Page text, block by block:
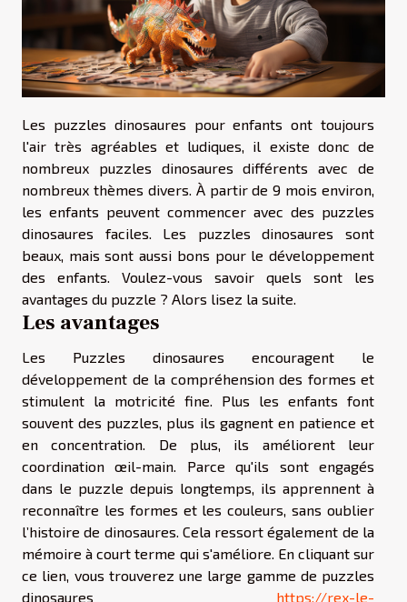
Les puzzles dinosaures pour enfants ont toujours
l'air très agréables et ludiques, il existe donc de
nombreux puzzles dinosaures différents avec de
nombreux thèmes divers. À partir de 9 mois environ,
les enfants peuvent commencer avec des puzzles
dinosaures faciles. Les puzzles dinosaures sont
beaux, mais sont aussi bons pour le développement
des enfants. Voulez-vous savoir quels sont les
avantages du puzzle ? Alors lisez la suite.
Les avantages
Les Puzzles dinosaures encouragent le
développement de la compréhension des formes et
stimulent la motricité fine. Plus les enfants font
souvent des puzzles, plus ils gagnent en patience et
en concentration. De plus, ils améliorent leur
coordination œil-main. Parce qu'ils sont engagés
dans le puzzle depuis longtemps, ils apprennent à
reconnaître les formes et les couleurs, sans oublier
l’histoire de dinosaures. Cela ressort également de la
mémoire à court terme qui s'améliore. En cliquant sur
ce lien, vous trouverez une large gamme de puzzles
dinosaures https://rex-le-